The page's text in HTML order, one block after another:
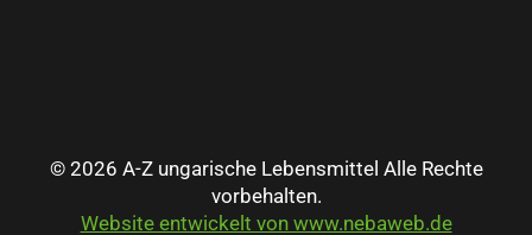
© 2026 A-Z ungarische Lebensmittel Alle Rechte
vorbehalten.
Website entwickelt von www.nebaweb.de